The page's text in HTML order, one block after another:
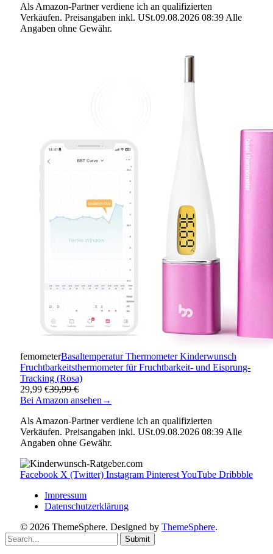
Als Amazon-Partner verdiene ich an qualifizierten
Verkäufen. Preisangaben inkl. USt.09.08.2026 08:39 Alle
Angaben ohne Gewähr.
femometerBasaltemperatur Thermometer Kinderwunsch
Fruchtbarkeitsthermometer für Fruchtbarkeit- und Eisprung-
Tracking (Rosa)
29,99 €39,99 €
Bei Amazon ansehen →
Als Amazon-Partner verdiene ich an qualifizierten
Verkäufen. Preisangaben inkl. USt.09.08.2026 08:39 Alle
Angaben ohne Gewähr.
Facebook X (Twitter) Instagram PinterestYouTube Dribbble
Impressum
Datenschutzerklärung
© 2026 ThemeSphere. Designed by ThemeSphere.
Submit